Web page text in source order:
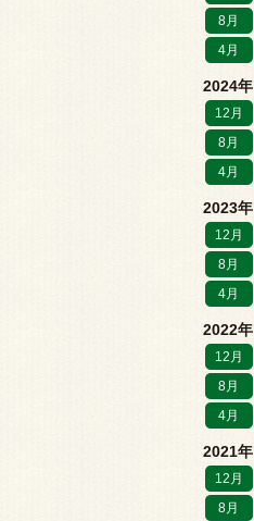
8月
4月
2024年
12月
8月
4月
2023年
12月
8月
4月
2022年
12月
8月
4月
2021年
12月
8月